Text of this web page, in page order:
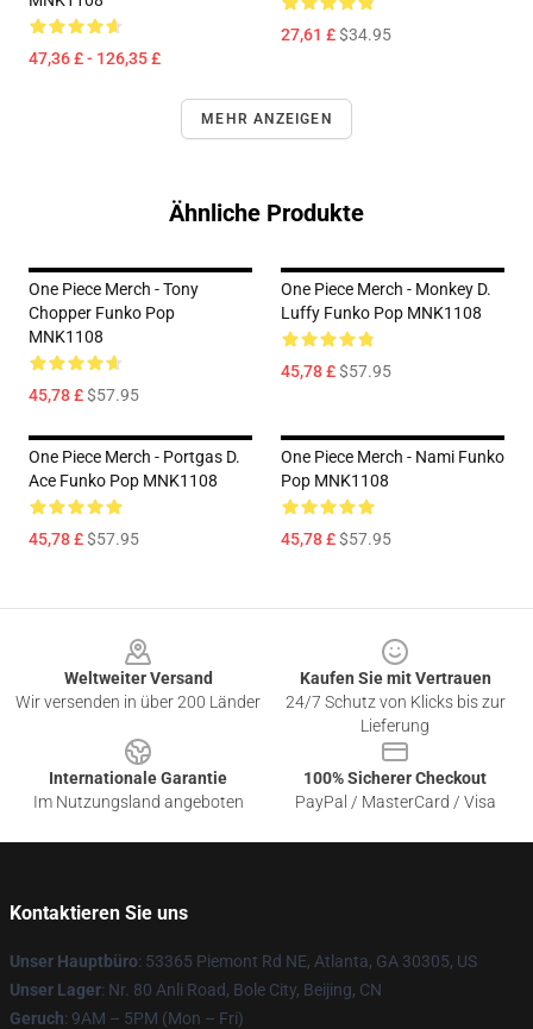
47,36 £ - 126,35 £
27,61 £$34.95
MEHR ANZEIGEN
Ähnliche Produkte
One Piece Merch - Tony
Chopper Funko Pop
MNK1108
45,78 £$57.95
One Piece Merch - Monkey D.
Luffy Funko Pop MNK1108
45,78 £$57.95
One Piece Merch - Portgas D.
Ace Funko Pop MNK1108
45,78 £$57.95
One Piece Merch - Nami Funko
Pop MNK1108
45,78 £$57.95
Weltweiter Versand
Wir versenden in über 200 Länder
Kaufen Sie mit Vertrauen
24/7 Schutz von Klicks bis zur
Lieferung
Internationale Garantie
Im Nutzungsland angeboten
100% Sicherer Checkout
PayPal / MasterCard / Visa
Kontaktieren Sie uns
Unser Hauptbüro: 53365 Piemont Rd NE, Atlanta, GA 30305, US
Unser Lager: Nr. 80 Anli Road, Bole City, Beijing, CN
Geruch: 9AM – 5PM (Mon – Fri)